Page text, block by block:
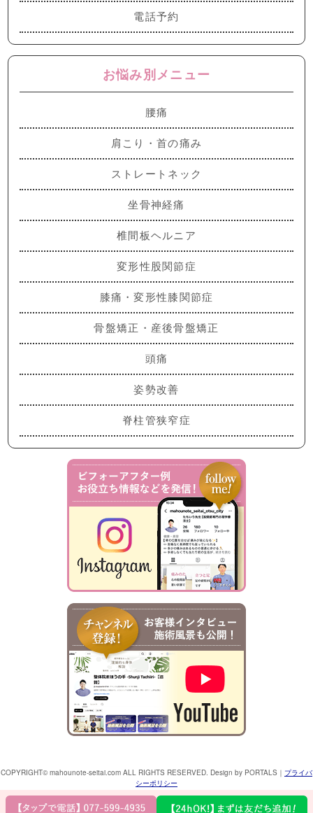
電話予約
お悩み別メニュー
腰痛
肩こり・首の痛み
ストレートネック
坐骨神経痛
椎間板ヘルニア
変形性股関節症
膝痛・変形性膝関節症
骨盤矯正・産後骨盤矯正
頭痛
姿勢改善
脊柱管狭窄症
COPYRIGHT© mahounote-seitai.com ALL RIGHTS RESERVED. Design by PORTALS ｜ プライバ
シーポリシー